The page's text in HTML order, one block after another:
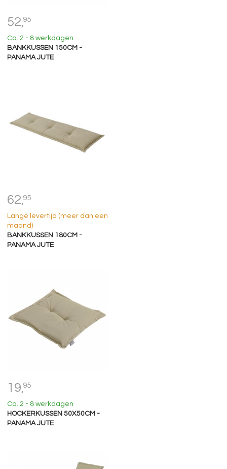
52,95
Ca. 2 - 8 werkdagen
BANKKUSSEN 150CM -
PANAMA JUTE
62,95
Lange levertijd (meer dan een
maand)
BANKKUSSEN 180CM -
PANAMA JUTE
19,95
Ca. 2 - 8 werkdagen
HOCKERKUSSEN 50X50CM -
PANAMA JUTE